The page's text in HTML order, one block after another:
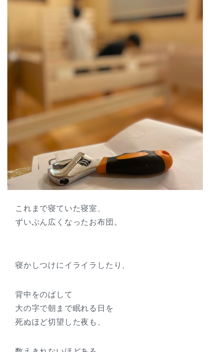
これまで寝ていた寝室、
ずいぶん広くなったお布団。
寝かしつけにイライラしたり、
背中をのばして
大の字で朝まで眠れる日を
死ぬほど切望した夜も、